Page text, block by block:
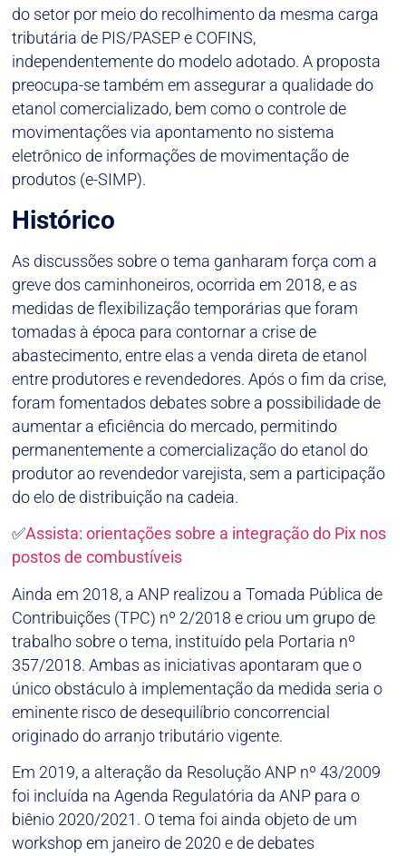
do setor por meio do recolhimento da mesma carga
tributária de PIS/PASEP e COFINS,
independentemente do modelo adotado. A proposta
preocupa-se também em assegurar a qualidade do
etanol comercializado, bem como o controle de
movimentações via apontamento no sistema
eletrônico de informações de movimentação de
produtos (e-SIMP).
Histórico
As discussões sobre o tema ganharam força com a
greve dos caminhoneiros, ocorrida em 2018, e as
medidas de flexibilização temporárias que foram
tomadas à época para contornar a crise de
abastecimento, entre elas a venda direta de etanol
entre produtores e revendedores. Após o fim da crise,
foram fomentados debates sobre a possibilidade de
aumentar a eficiência do mercado, permitindo
permanentemente a comercialização do etanol do
produtor ao revendedor varejista, sem a participação
do elo de distribuição na cadeia.
✅Assista: orientações sobre a integração do Pix nos
postos de combustíveis
Ainda em 2018, a ANP realizou a Tomada Pública de
Contribuições (TPC) nº 2/2018 e criou um grupo de
trabalho sobre o tema, instituído pela Portaria nº
357/2018. Ambas as iniciativas apontaram que o
único obstáculo à implementação da medida seria o
eminente risco de desequilíbrio concorrencial
originado do arranjo tributário vigente.
Em 2019, a alteração da Resolução ANP nº 43/2009
foi incluída na Agenda Regulatória da ANP para o
biênio 2020/2021. O tema foi ainda objeto de um
workshop em janeiro de 2020 e de debates